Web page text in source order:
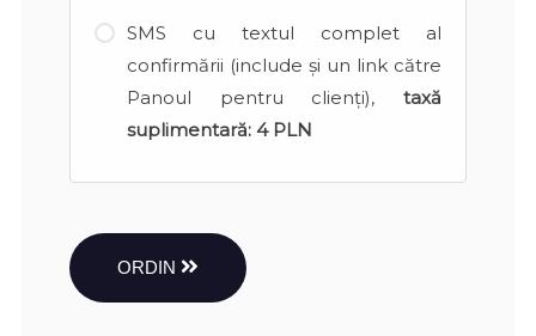
SMS cu textul complet al
confirmării (include și un link către
Panoul pentru clienți), taxă
suplimentară: 4 PLN
ORDIN